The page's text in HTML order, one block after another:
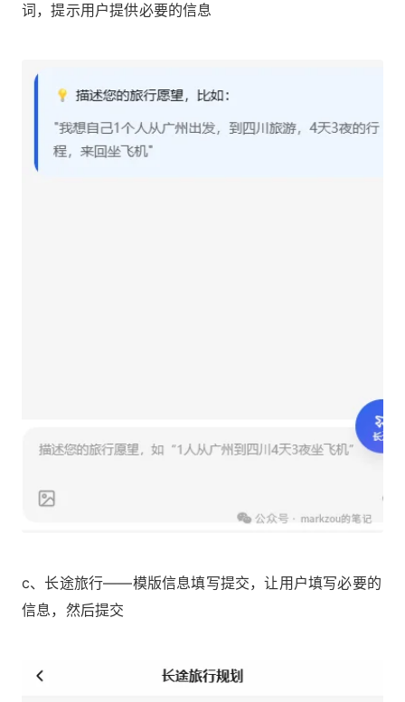
词，提示用户提供必要的信息
c、长途旅行——模版信息填写提交，让用户填写必要的
信息，然后提交